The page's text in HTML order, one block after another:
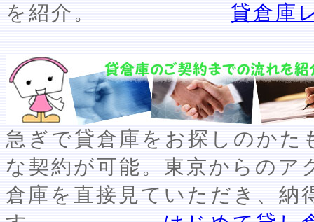
を紹介。 貸倉庫
急ぎで貸倉庫をお探しのか
な契約が可能。東京からのア
倉庫を直接見ていただき、納